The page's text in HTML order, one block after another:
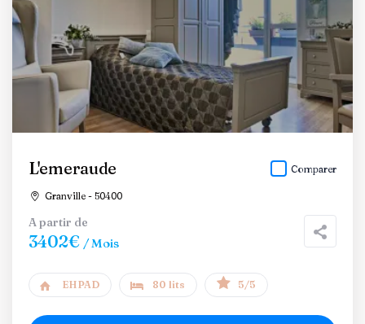
L'emeraude
Granville - 50400
Comparer
A partir de
3402€ / Mois
EHPAD 80 lits 5/5